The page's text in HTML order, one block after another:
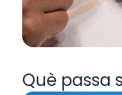
Què passa